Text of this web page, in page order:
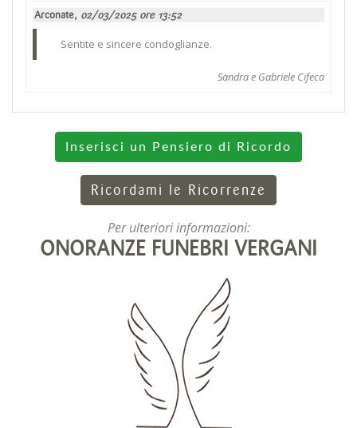
Arconate, 02/03/2025 ore 13:52
Sentite e sincere condoglianze.
Sandra e Gabriele Cifeca
Inserisci un Pensiero di Ricordo
Ricordami le Ricorrenze
Per ulteriori informazioni:
ONORANZE FUNEBRI VERGANI